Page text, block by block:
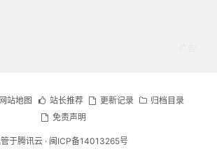
网站地图 站长推荐 更新记录
归档目录
免责声明
于腾讯云 · 闽ICP备14013265号